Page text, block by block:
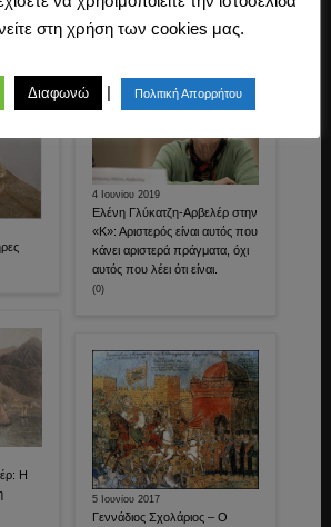
του
Η
4 Ιουνίου 2019
Ελένη Γλύκατζη-Αρβελέρ στην
«Κ»: Αριστερός είναι αυτός που
κάνει αριστερά πράγματα, όχι
αυτός που λέει ότι είναι.
(0)
5 Ιουνίου 2017
Γεννάδιος Σχολάριος – Ο
στη χρήση των cookies μας.
Διαφωνώ | Πολιτική Απορρήτου